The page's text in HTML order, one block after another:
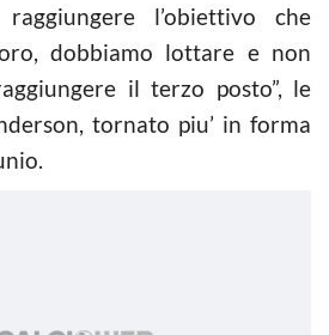
l’obiettivo che
dobbiamo lottare e non
il terzo posto”, le
tornato piu’ in forma